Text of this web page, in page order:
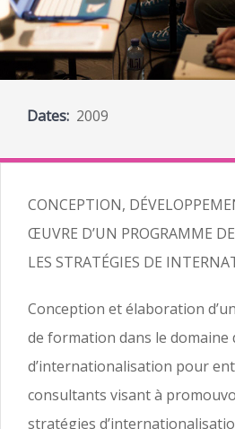
Dates: 2009
CONCEPTION,
ŒUVRE D’UN PROGRAMME
LES STRATÉGIES DE
Conception et élaboration
de formation dans le domaine
d’internationalisation pour
consultants visant à
stratégies